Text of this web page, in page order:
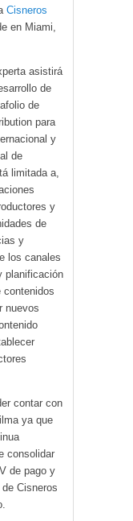
Cisneros
en Miami,
asistirá
de
de
para
y
de
limitada a,
y
de
y
los canales
planificación
contenidos
nuevos
contar con
ya que
consolidar
de pago y
Cisneros